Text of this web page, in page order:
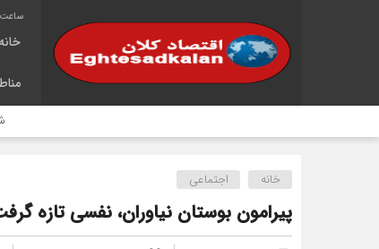
خانه
خانه اجتماعی
پیرامون بوستان نياوران، نفسی تازه